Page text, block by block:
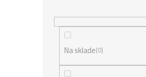
Na sklade 0